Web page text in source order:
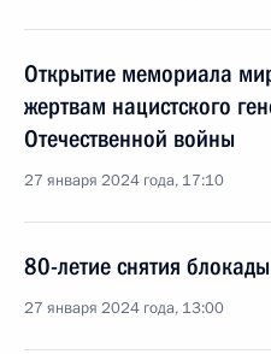
Открытие мемориала
жертвам нацистского
Отечественной войны
27 января 2024 года, 17:10
80-летие снятия
27 января 2024 года, 13:00